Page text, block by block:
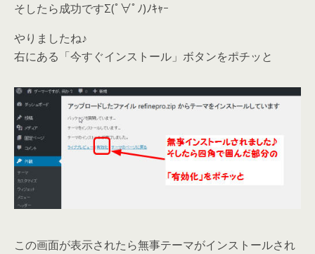
そしたら成功ですΣ(ﾟ∀ﾟﾉ)ﾉｷｬｰ
やりましたね♪
右にある「今すぐインストール」ボタンをポチッと
この画面が表示されたら無事テーマがインストールされ